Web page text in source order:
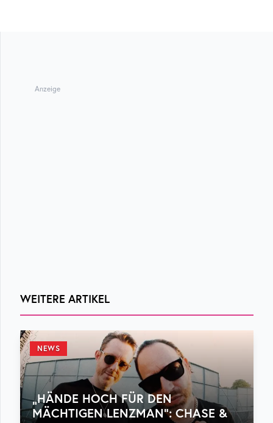
Anzeige
WEITERE ARTIKEL
NEWS
„HÄNDE HOCH FÜR DEN
MÄCHTIGEN LENZMAN“: CHASE &